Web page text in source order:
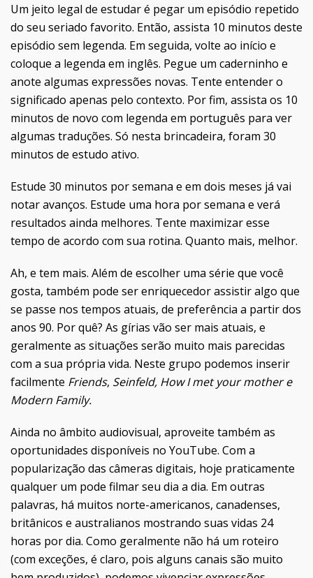
Um jeito legal de estudar é pegar um episódio repetido
do seu seriado favorito. Então, assista 10 minutos deste
episódio sem legenda. Em seguida, volte ao início e
coloque a legenda em inglês. Pegue um caderninho e
anote algumas expressões novas. Tente entender o
significado apenas pelo contexto. Por fim, assista os 10
minutos de novo com legenda em português para ver
algumas traduções. Só nesta brincadeira, foram 30
minutos de estudo ativo.
Estude 30 minutos por semana e em dois meses já vai
notar avanços. Estude uma hora por semana e verá
resultados ainda melhores. Tente maximizar esse
tempo de acordo com sua rotina. Quanto mais, melhor.
Ah, e tem mais. Além de escolher uma série que você
gosta, também pode ser enriquecedor assistir algo que
se passe nos tempos atuais, de preferência a partir dos
anos 90. Por quê? As gírias vão ser mais atuais, e
geralmente as situações serão muito mais parecidas
com a sua própria vida. Neste grupo podemos inserir
facilmente Friends, Seinfeld, How I met your mother e
Modern Family.
Ainda no âmbito audiovisual, aproveite também as
oportunidades disponíveis no YouTube. Com a
popularização das câmeras digitais, hoje praticamente
qualquer um pode filmar seu dia a dia. Em outras
palavras, há muitos norte-americanos, canadenses,
britânicos e australianos mostrando suas vidas 24
horas por dia. Como geralmente não há um roteiro
(com exceções, é claro, pois alguns canais são muito